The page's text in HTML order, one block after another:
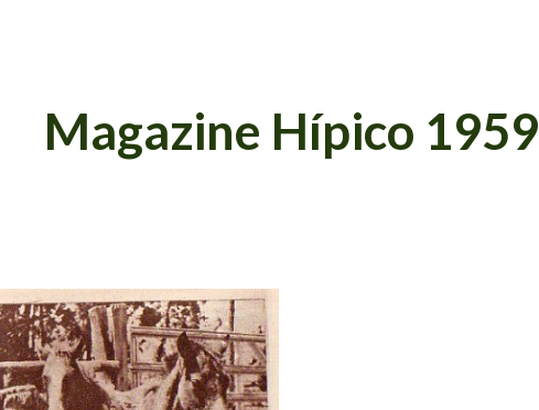
Magazine Hípico 1959